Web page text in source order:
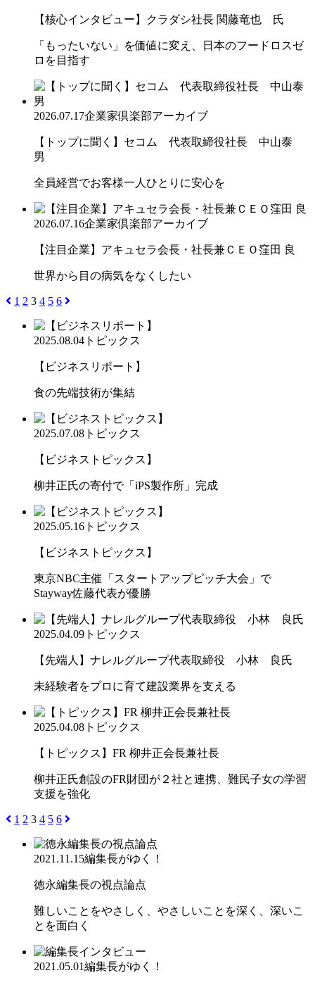
【核心インタビュー】クラダシ社長 関藤竜也 氏
「もったいない」を価値に変え、日本のフードロスゼ
ロを目指す
2026.07.17企業家倶楽部アーカイブ
【トップに聞く】セコム 代表取締役社長 中山泰
男
全員経営でお客様一人ひとりに安心を
2026.07.16企業家倶楽部アーカイブ
【注目企業】アキュセラ会長・社長兼ＣＥＯ窪田 良
世界から目の病気をなくしたい
1 2 3 4 5 6
2025.08.04 トピックス
【ビジネスリポート】
食の先端技術が集結
2025.07.08 トピックス
【ビジネストピックス】
柳井正氏の寄付で「iPS製作所」完成
2025.05.16 トピックス
【ビジネストピックス】
東京NBC主催「スタートアップピッチ大会」で
Stayway佐藤代表が優勝
2025.04.09 トピックス
【先端人】ナレルグループ代表取締役 小林 良氏
未経験者をプロに育て建設業界を支える
2025.04.08 トピックス
【トピックス】FR 柳井正会長兼社長
柳井正氏創設のFR財団が２社と連携、難民子女の学習
支援を強化
1 2 3 4 5 6
2021.11.15編集長がゆく！
徳永編集長の視点論点
難しいことをやさしく、やさしいことを深く、深いこ
とを面白く
2021.05.01編集長がゆく！